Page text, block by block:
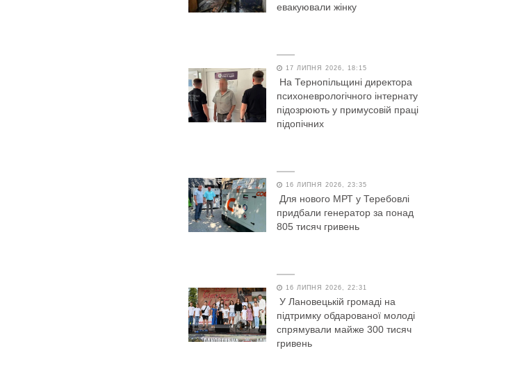
евакуювали жінку
17 ЛИПНЯ 2026, 18:15
На Тернопільщині директора
психоневрологічного інтернату
підозрюють у примусовій праці
підопічних
16 ЛИПНЯ 2026, 23:35
Для нового МРТ у Теребовлі
придбали генератор за понад
805 тисяч гривень
16 ЛИПНЯ 2026, 22:31
У Лановецькій громаді на
підтримку обдарованої молоді
спрямували майже 300 тисяч
гривень